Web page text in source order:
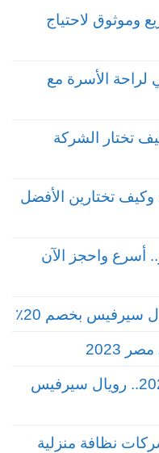
وموثوق لاحتياج
لراحة الأسرة مع
تختار الشركة
وكيف تختارين الأفضل
السن في 6 أكتوبر.. أسرع واحجز الآن
بخصم 20٪
أسعار مكتب رعاية المسنين 2023.. رويال سيرفيس
نظافة منزلية